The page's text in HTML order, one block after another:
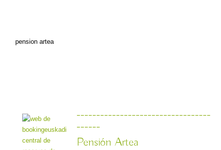
pension artea
----------------------------------
------
Pensión Artea